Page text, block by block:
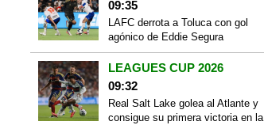
09:35
LAFC derrota a Toluca con gol
agónico de Eddie Segura
LEAGUES CUP 2026
09:32
Real Salt Lake golea al Atlante y
consigue su primera victoria en la